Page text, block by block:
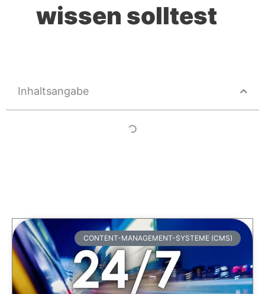
wissen solltest
Inhaltsangabe
CONTENT-MANAGEMENT-SYSTEME (CMS)